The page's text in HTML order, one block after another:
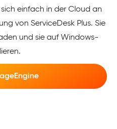
einfach in der Cloud an
von ServiceDesk Plus. Sie
und sie auf Windows-